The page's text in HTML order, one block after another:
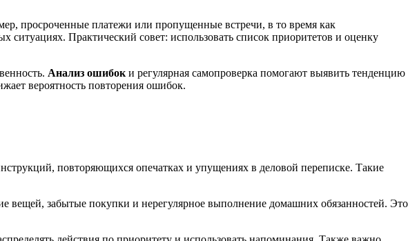
просроченные платежи или пропущенные встречи, в то время как
ситуациях. Практический совет: использовать список приоритетов и оценку
Анализ ошибок и регулярная самопроверка помогают выявить тенденцию
вероятность повторения ошибок.
повторяющихся опечатках и упущениях в деловой переписке. Такие
вещей, забытые покупки и нерегулярное выполнение домашних обязанностей. Это